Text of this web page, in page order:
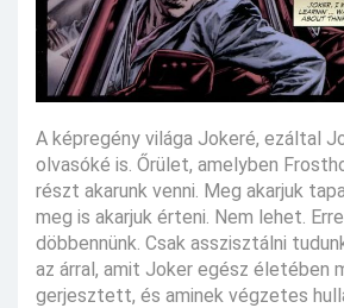
A képregény világa Jokeré, ezáltal
olvasóké is. Őrület, amelyben
részt akarunk venni. Meg akarjuk
meg is akarjuk érteni. Nem lehet.
döbbennünk. Csak asszisztálni
az árral, amit Joker egész életében
gerjesztett, és aminek végzetes